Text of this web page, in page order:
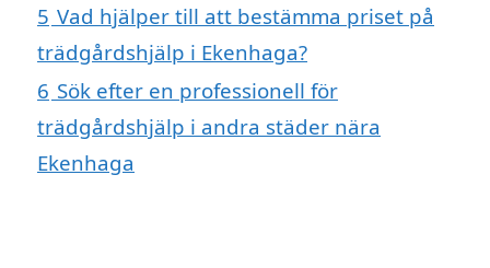
5 Vad hjälper till att bestämma priset på
trädgårdshjälp i Ekenhaga?
6 Sök efter en professionell för
trädgårdshjälp i andra städer nära
Ekenhaga